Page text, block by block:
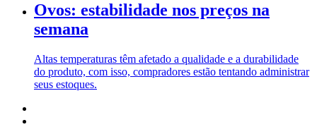
Ovos: estabilidade nos preços na
semana
Altas temperaturas têm afetado a qualidade e a durabilidade
do produto, com isso, compradores estão tentando administrar
seus estoques.